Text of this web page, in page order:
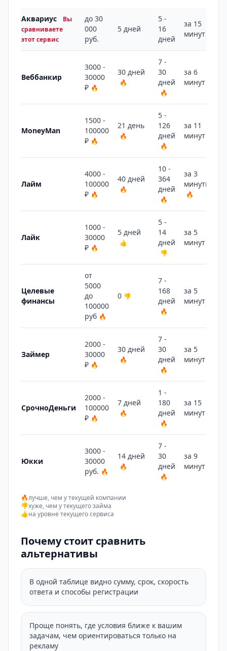
Аквариус
Вы
сравниваете
этот сервис
до 30
000
руб.
5 дней
5 -
16
дней
за 15
минут
Веббанкир
3000 -
30000
₽ 🔥
30 дней
🔥
7 -
30
дней
🔥
за 6
минут
MoneyMan
1500 -
100000
₽ 🔥
21 день
🔥
5 -
126
дней
🔥
за 11
минут
Лайм
4000 -
100000
₽ 🔥
40 дней
🔥
10 -
364
дней
🔥
за 3
минуты
🔥
Лайк
1000 -
30000
₽ 🔥
5 дней
👍
5 -
14
дней
👎
за 5
минут
Целевые
финансы
от
5000
до
100000
руб 🔥
0 👎
7 -
168
дней
🔥
за 5
минут
Займер
2000 -
30000
₽ 🔥
30 дней
🔥
7 -
30
дней
🔥
за 5
минут
СрочноДеньги
2000 -
100000
₽ 🔥
7 дней
🔥
1 -
180
дней
🔥
за 15
минут
Юкки
3000 -
30000
руб. 🔥
14 дней
🔥
7 -
30
дней
🔥
за 9
минут
🔥лучше, чем у текущей компании
👎хуже, чем у текущего займа
👍на уровне текущего сервиса
Почему стоит сравнить
альтернативы
В одной таблице видно сумму, срок, скорость
ответа и способы регистрации
Проще понять, где условия ближе к вашим
задачам, чем ориентироваться только на
рекламу